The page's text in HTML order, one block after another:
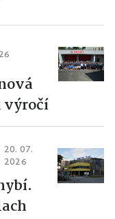
výročí
20. 07.
2026